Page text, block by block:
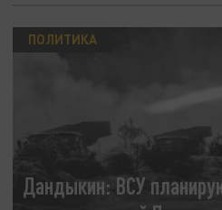
Дандыкин: ВСУ
ПОЛИТИКА